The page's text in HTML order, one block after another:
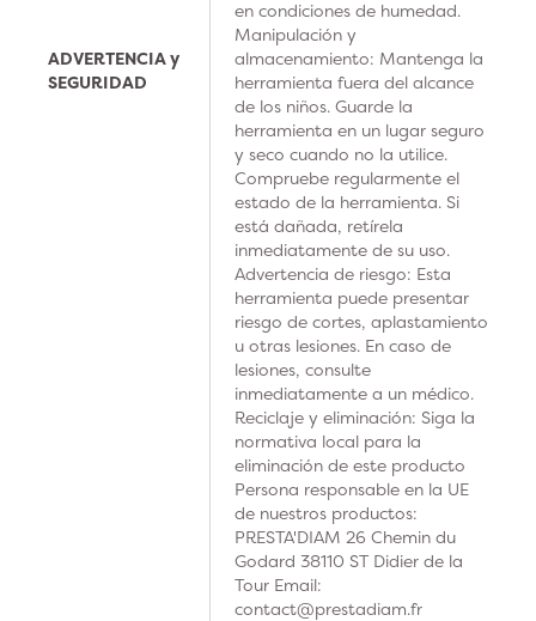
ADVERTENCIA y
SEGURIDAD
en condiciones de humedad.
Manipulación y
almacenamiento: Mantenga la
herramienta fuera del alcance
de los niños. Guarde la
herramienta en un lugar seguro
y seco cuando no la utilice.
Compruebe regularmente el
estado de la herramienta. Si
está dañada, retírela
inmediatamente de su uso.
Advertencia de riesgo: Esta
herramienta puede presentar
riesgo de cortes, aplastamiento
u otras lesiones. En caso de
lesiones, consulte
inmediatamente a un médico.
Reciclaje y eliminación: Siga la
normativa local para la
eliminación de este producto
Persona responsable en la UE
de nuestros productos:
PRESTA'DIAM 26 Chemin du
Godard 38110 ST Didier de la
Tour Email:
contact@prestadiam.fr